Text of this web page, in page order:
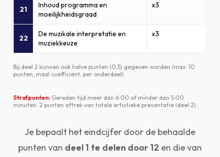
21
Inhoud programma en
moeilijkheidsgraad
x3
22
De muzikale interpretatie en
muziekkeuze
x3
Bij deel 2 kunnen ook halve punten (0,5) gegeven worden (max. 10
punten, maal coëfficiënt, per onderdeel).
Strafpunten: Gereden tijd meer dan 6:00 of minder dan 5:00
minuten: 2 punten aftrek van totale artistieke presentatie (deel 2).
Je bepaalt het eindcijfer door de behaalde
punten van deel 1 te delen door 12 en die van